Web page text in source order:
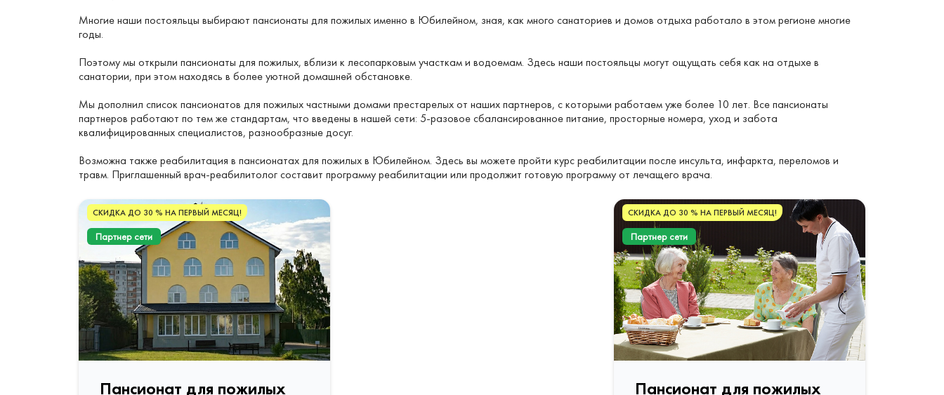
Многие наши постояльцы выбирают пансионаты для пожилых именно в Юбилейном, зная, как много санаториев и домов отдыха работало в этом регионе многие
годы.
Поэтому мы открыли пансионаты для пожилых, вблизи к лесопарковым участкам и водоемам. Здесь наши постояльцы могут ощущать себя как на отдыхе в
санатории, при этом находясь в более уютной домашней обстановке.
Мы дополнил список пансионатов для пожилых частными домами престарелых от наших партнеров, с которыми работаем уже более 10 лет. Все пансионаты
партнеров работают по тем же стандартам, что введены в нашей сети: 5-разовое сбалансированное питание, просторные номера, уход и забота
квалифицированных специалистов, разнообразные досуг.
Возможна также реабилитация в пансионатах для пожилых в Юбилейном. Здесь вы можете пройти курс реабилитации после инсульта, инфаркта, переломов и
травм. Приглашенный врач-реабилитолог составит программу реабилитации или продолжит готовую программу от лечащего врача.
СКИДКА ДО 30 % НА ПЕРВЫЙ МЕСЯЦ!
Партнер сети
Пансионат для пожилых
СКИДКА ДО 30 % НА ПЕРВЫЙ МЕСЯЦ!
Партнер сети
Пансионат для пожилых